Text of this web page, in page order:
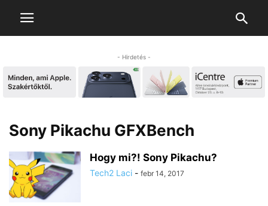
- Hirdetés -
Sony Pikachu GFXBench
Hogy mi?! Sony Pikachu?
Tech2 Laci - febr 14, 2017